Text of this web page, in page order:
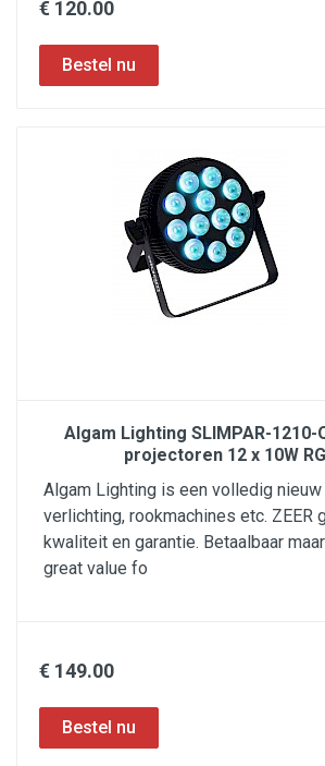
€ 120.00
Algam Lighting SLIMPAR-1210-
projectoren 12 x 10W
Algam Lighting is een volledig
verlichting, rookmachines etc. ZEER
kwaliteit en garantie. Betaalbaar
great value fo
€ 149.00